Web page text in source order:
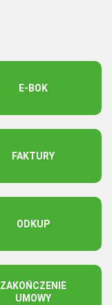
E-BOK
FAKTURY
ODKUP
ZAKOŃCZENIE
UMOWY